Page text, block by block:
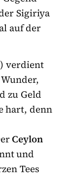
Sigiriya
auf der
verdient
zu Geld
hart, denn
Ceylon
und
Tees